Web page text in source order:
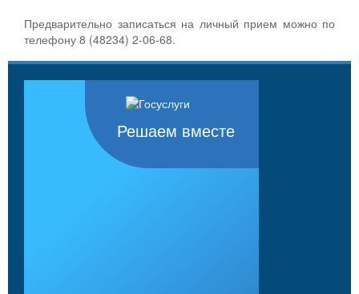
Предварительно записаться на личный прием можно по
телефону 8 (48234) 2-06-68.
Решаем вместе